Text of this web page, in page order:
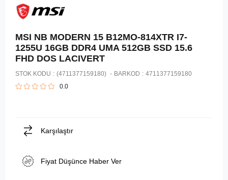
MSI NB MODERN 15 B12MO-814XTR I7-
1255U 16GB DDR4 UMA 512GB SSD 15.6
FHD DOS LACIVERT
STOK KODU (4711377159180) BARKOD : 4711377159180
0.0
Karşılaştır
Fiyat Düşünce Haber Ver